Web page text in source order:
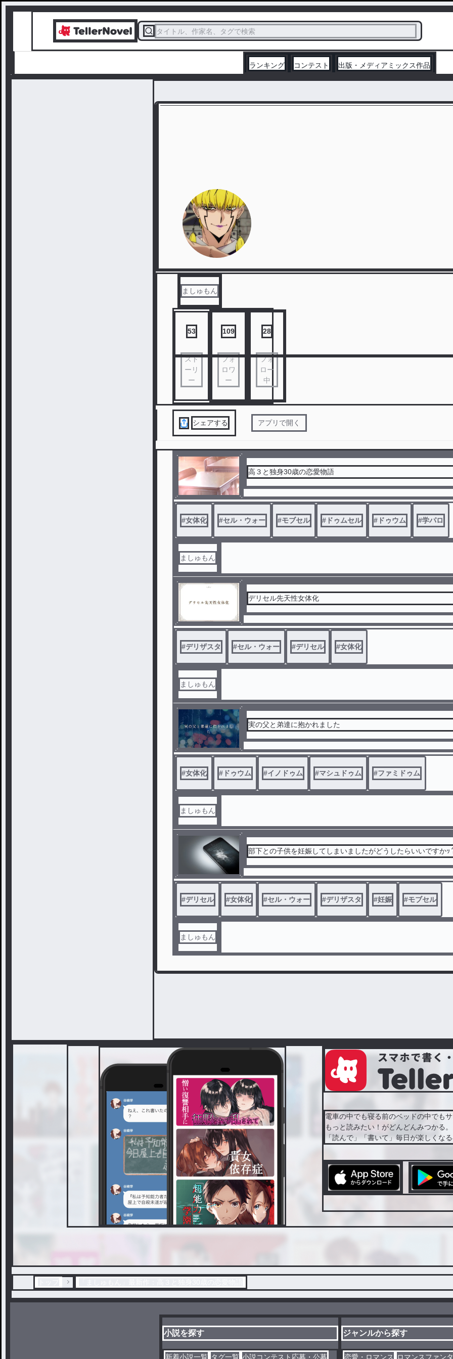
タイトル、作家名、タグで検索
ランキング コンテスト 出版・メディアミックス作品
ましゅもん
53
スト
ーリ
ー
109
フォ
ロワ
ー
28
フォ
ロー
中
シェアする アプリで開く
高３と独身30歳の恋愛物語
#女体化 #セル・ウォー #モブセル # ドゥムセル # ドゥウム #学パロ
ましゅもん
デリセル先天性女体化
#デリザスタ #セル・ウォー #デリセル #女体化
ましゅもん
実の父と弟達に抱かれました
#女体化 # ドゥウム #イノドゥム #マシュドゥム #ファミドゥム
ましゅもん
部下との子供を妊娠してしまいましたがどうしたらいいですかｯ
#デリセル #女体化 #セル・ウォー #デリザスタ #妊娠 #モブセル
ましゅもん
電車の中でも寝る前のベッドの中でもサ
もっと読みたい！がどんどんみつかる。
「読んで」「書いて」毎日が楽しくな
小説を探す
新着小説一覧 タグ一覧 小説コンテスト応募・公募
ジャンルから探す
恋愛・ロマンス ロマンスファン